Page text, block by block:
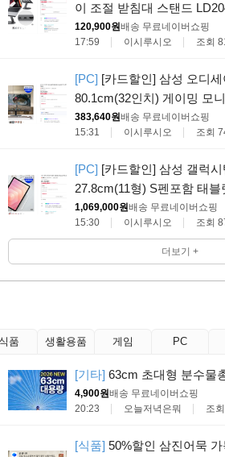
이 조절 받침대 스탠드
120,900원배송 무료네이버쇼핑
17:59
이시루시오 조회
[PC] [카드할인] 삼성 오디
80.1cm(32인치) 게이밍 모
383,640원배송 무료네이버쇼핑
15:31
이시루시오 조회
[PC] [카드할인] 삼성 갤럭
27.8cm(11형) S펜포함 태블
1,069,000원배송 무료네이버쇼핑
15:30
이시루시오 조회
더보기 +
품 생활용품 게임 PC
[기타] 63cm 초대형 분수물
4,900원배송 무료네이버쇼핑
20:23
오늘저녁은뭐 조
[식품] 50%할인 삼진어묵